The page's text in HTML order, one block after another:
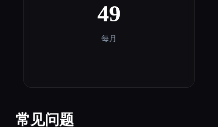
49
每月
常见问题